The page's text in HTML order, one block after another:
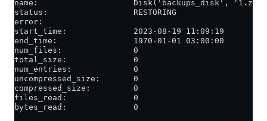
name:                    Disk('backups_disk',
status:                  RESTORING
error:
start_time:              2023-08-19 11:09:19
end_time:                1970-01-01 03:00:00
num_files:               0
total_size:              0
num_entries:             0
uncompressed_size:       0
compressed_size:         0
files_read:              0
bytes_read:              0